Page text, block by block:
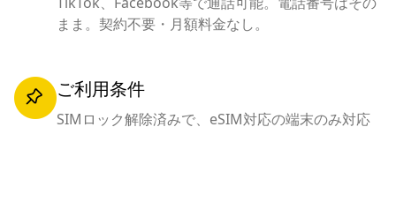
まま。契約不要・月額料金なし。
ご利用条件
SIMロック解除済みで、eSIM対応の端末のみ対応